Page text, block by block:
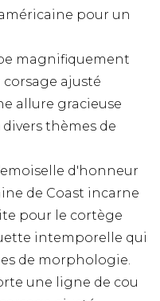
pour un
magnifiquement
ajusté
allure gracieuse
thèmes de
d'honneur
de Coast incarne
pour le cortège
intemporelle qui
de morphologie.
une ligne de cou